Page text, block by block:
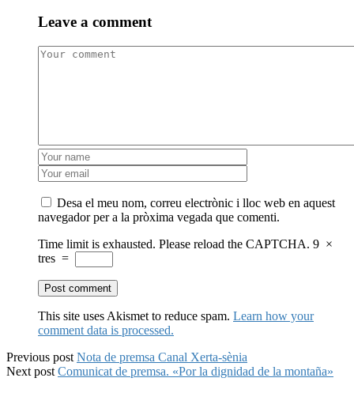
Leave a comment
Desa el meu nom, correu electrònic i lloc web en aquest
navegador per a la pròxima vegada que comenti.
Time limit is exhausted. Please reload the CAPTCHA. 9 ×
tres =
This site uses Akismet to reduce spam. Learn how your
comment data is processed.
Previous post Nota de premsa Canal Xerta-sènia
Next post Comunicat de premsa. «Por la dignidad de la montaña»